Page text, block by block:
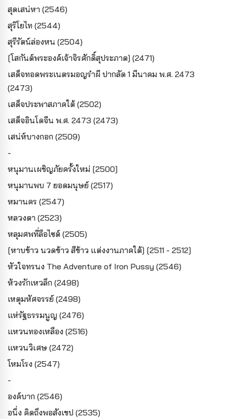
สุดเสน่หา (2546)
สุริโยไท (2544)
สุรีรัตน์ล่องหน (2504)
[โสกันต์พระองค์เจ้าจิรศักดิ์สุประภาต] (2471)
เสด็จทอดพระเนตรมอญรำผี ปากลัด 1 มีนาคม พ.ศ. 2473
(2473)
เสด็จประพาสภาคใต้ (2502)
เสด็จอินโดจีน พ.ศ. 2473 (2473)
เสน่ห์บางกอก (2509)
-
หนุมานเผชิญภัยครั้งใหม่ [2500]
หนุมานพบ 7 ยอดมนุษย์ (2517)
หมานคร (2547)
หลวงตา (2523)
หลุมศพที่ลือไซต์ (2505)
[หาบข้าว นวดข้าว สีข้าว แต่งงานภาคใต้] [2511 - 2512]
หัวใจทรนง The Adventure of Iron Pussy (2546)
ห้วงรักเหวลึก (2498)
เหตุมหัศจรรย์ (2498)
แห่รัฐธรรมนูญ (2476)
แหวนทองเหลือง (2516)
แหวนวิเศษ (2472)
โหมโรง (2547)
-
องค์บาก (2546)
อนึ่ง คิดถึงพอสังเขป (2535)